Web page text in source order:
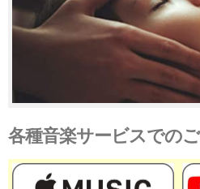
各種音楽サービスでの